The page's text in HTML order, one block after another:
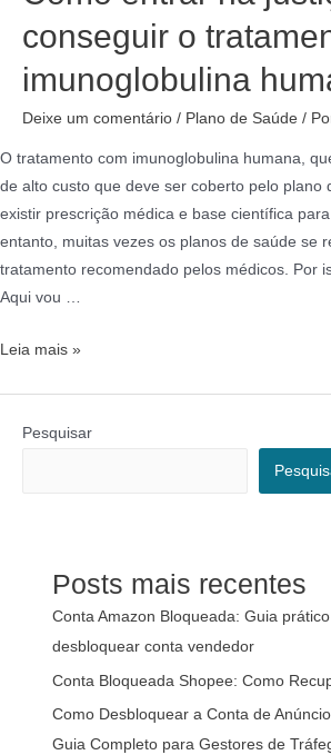
conseguir o
imunoglobulina
Deixe um comentário / Plano de Saúde /
O tratamento com imunoglobulina humana,
de alto custo que deve ser coberto pelo plano
existir prescrição médica e base científica
entanto, muitas vezes os planos de saúde se
tratamento recomendado pelos médicos. Por
Aqui vou …
Leia mais »
Pesquisar
Posts mais recentes
Conta Amazon Bloqueada: Guia
desbloquear conta vendedor
Conta Bloqueada Shopee: Como
Como Desbloquear a Conta de
Guia Completo para Gestores de